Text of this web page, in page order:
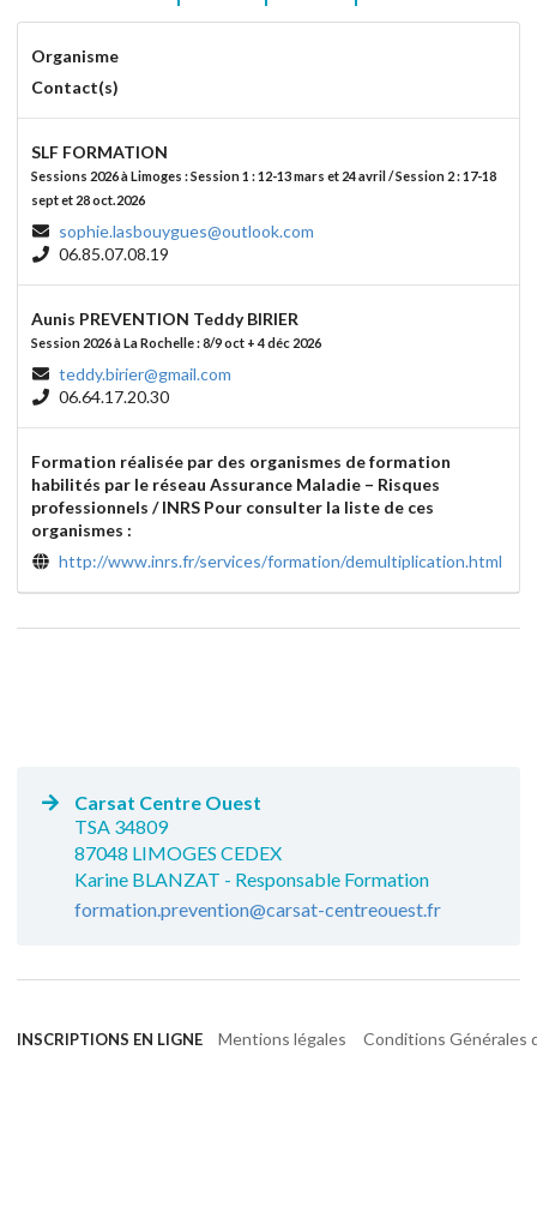
Organisme
Contact(s)
SLF FORMATION
Sessions 2026 à Limoges : Session 1 : 12-13 mars et 24 avril / Session 2 : 17-18
sept et 28 oct.2026
sophie.lasbouygues@outlook.com
06.85.07.08.19
Aunis PREVENTION Teddy BIRIER
Session 2026 à La Rochelle : 8/9 oct + 4 déc 2026
teddy.birier@gmail.com
06.64.17.20.30
Formation réalisée par des organismes de formation
habilités par le réseau Assurance Maladie – Risques
professionnels / INRS Pour consulter la liste de ces
organismes :
http://www.inrs.fr/services/formation/demultiplication.html
Carsat Centre Ouest
TSA 34809
87048 LIMOGES CEDEX
Karine BLANZAT - Responsable Formation
formation.prevention@carsat-centreouest.fr
INSCRIPTIONS EN LIGNE Mentions légales Conditions Générales